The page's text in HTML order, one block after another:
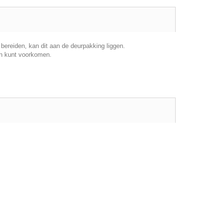
kan dit aan de deurpakking liggen.
kunt voorkomen.